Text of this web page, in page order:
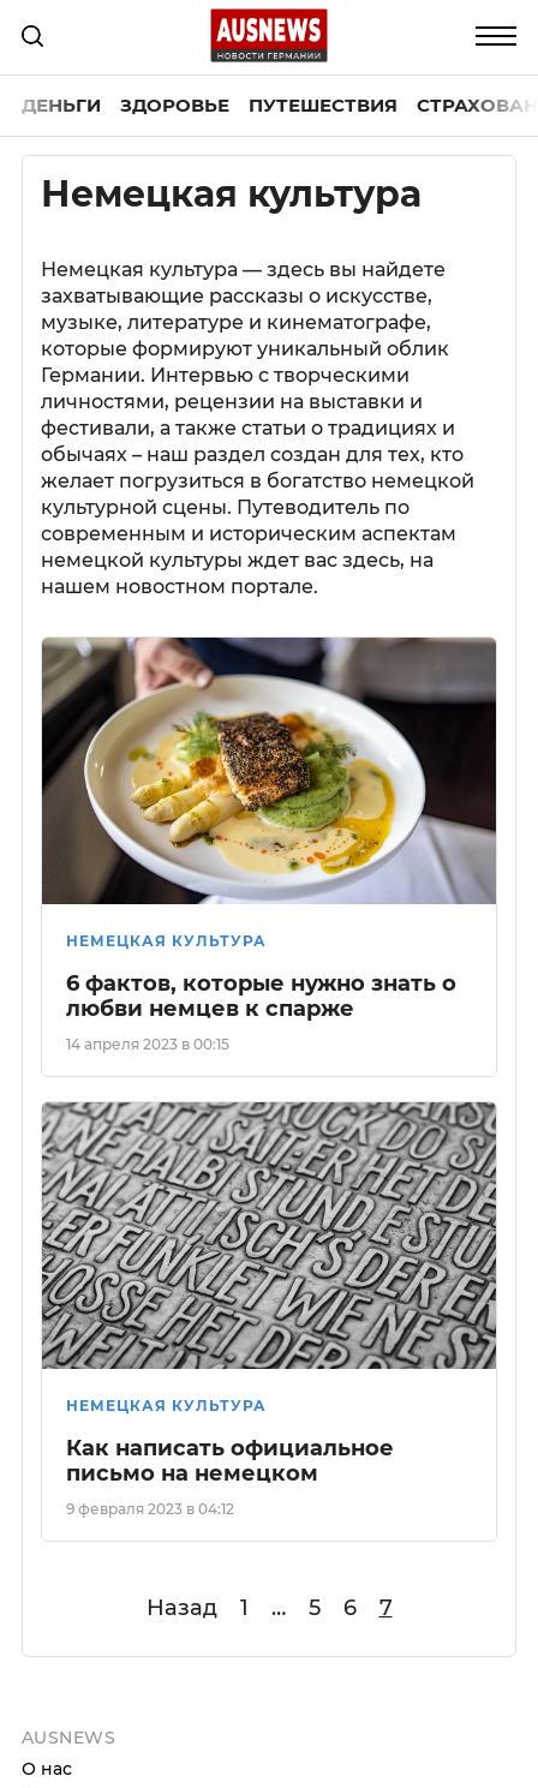
ДЕНЬГИ ЗДОРОВЬЕ ПУТЕШЕСТВИЯ
Немецкая культура
Немецкая культура — здесь вы найдете
захватывающие рассказы о искусстве,
музыке, литературе и кинематографе,
которые формируют уникальный облик
Германии. Интервью с творческими
личностями, рецензии на выставки и
фестивали, а также статьи о традициях и
обычаях – наш раздел создан для тех, кто
желает погрузиться в богатство немецкой
культурной сцены. Путеводитель по
современным и историческим аспектам
немецкой культуры ждет вас здесь, на
нашем новостном портале.
НЕМЕЦКАЯ КУЛЬТУРА
6 фактов, которые нужно знать о
любви немцев к спарже
14 апреля 2023 в 00:15
НЕМЕЦКАЯ КУЛЬТУРА
Как написать официальное
письмо на немецком
9 февраля 2023 в 04:12
Назад 1 … 5 6 7
AUSNEWS
О нас